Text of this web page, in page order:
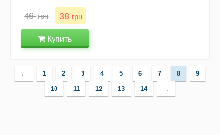
46грн 38 грн
Купить
← 1 2 3 4 5 6 7 8 9
10 11 12 13 14 →